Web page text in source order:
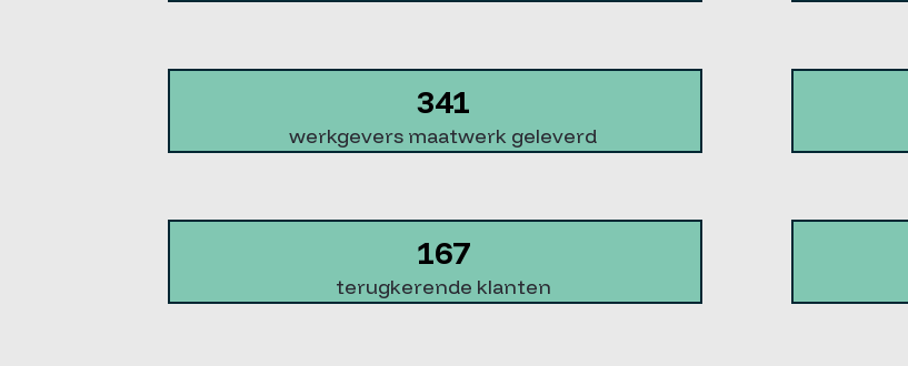
341
werkgevers maatwerk geleverd
167
terugkerende klanten